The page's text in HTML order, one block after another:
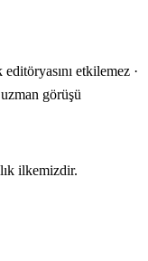
etkilemez ·
görüşü
ilkemizdir.